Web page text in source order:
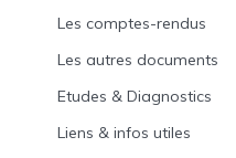
Les comptes-rendus
Les autres documents
Etudes & Diagnostics
Liens & infos utiles